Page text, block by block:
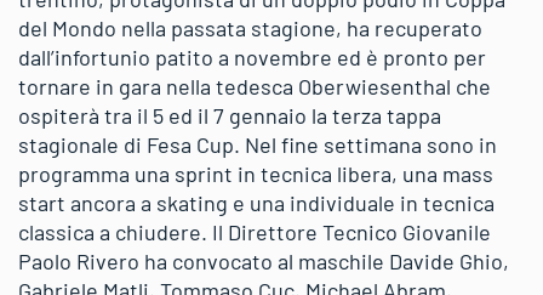
del Mondo nella passata stagione, ha recuperato
dall’infortunio patito a novembre ed è pronto per
tornare in gara nella tedesca Oberwiesenthal che
ospiterà tra il 5 ed il 7 gennaio la terza tappa
stagionale di Fesa Cup. Nel fine settimana sono in
programma una sprint in tecnica libera, una mass
start ancora a skating e una individuale in tecnica
classica a chiudere. Il Direttore Tecnico Giovanile
Paolo Rivero ha convocato al maschile Davide Ghio,